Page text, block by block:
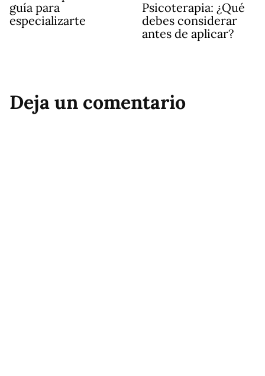
guía para
especializarte
Psicoterapia: ¿Qué
debes considerar
antes de aplicar?
Deja un comentario